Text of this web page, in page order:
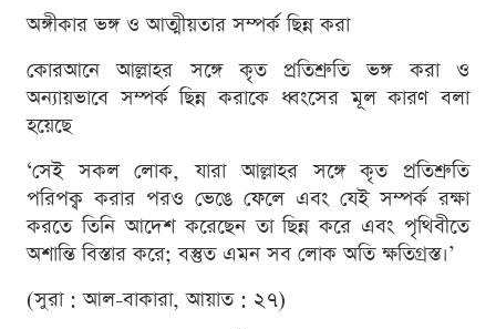
অঙ্গীকার ভঙ্গ ও আত্মীয়তার সম্পর্ক ছিন্ন করা
কোরআনে আল্লাহর সঙ্গে কৃত প্রতিশ্রুতি ভঙ্গ করা ও
অন্যায়ভাবে সম্পর্ক ছিন্ন করাকে ধ্বংসের মূল কারণ বলা
হয়েছে
‘সেই সকল লোক, যারা আল্লাহর সঙ্গে কৃত প্রতিশ্রুতি
পরিপক্ব করার পরও ভেঙে ফেলে এবং যেই সম্পর্ক রক্ষা
করতে তিনি আদেশ করেছেন তা ছিন্ন করে এবং পৃথিবীতে
অশান্তি বিস্তার করে; বস্তুত এমন সব লোক অতি ক্ষতিগ্রস্ত।’
(সুরা : আল-বাকারা, আয়াত : ২৭)